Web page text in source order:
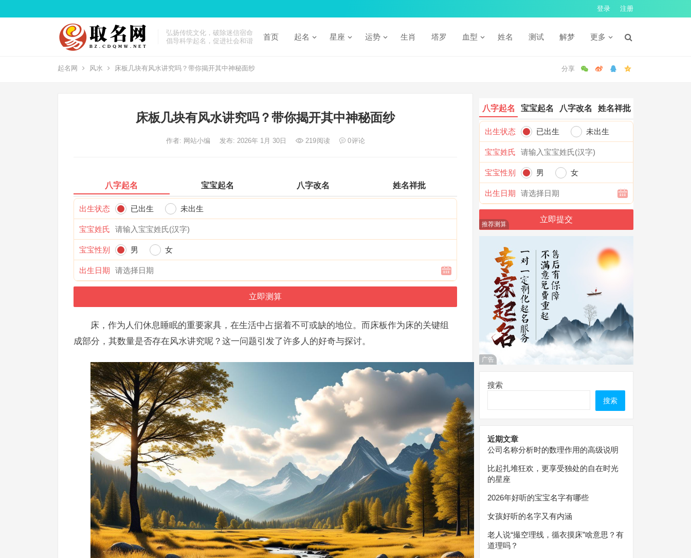
登录 注册
弘扬传统文化，破除迷信宿命
倡导科学起名，促进社会和谐
首页 起名 星座 运势 生肖 塔罗 血型 姓名 测试 解梦 更多
起名网 风水 床板几块有风水讲究吗？带你揭开其中神秘面纱
床板几块有风水讲究吗？带你揭开其中神秘面纱
作者: 网站小编 发布: 2026年 1月 30日 219阅读 0评论
八字起名 宝宝起名 八字改名 姓名祥批
出生状态 已出生 未出生
宝宝姓氏
宝宝性别 男 女
出生日期
床，作为人们休息睡眠的重要家具，在生活中占据着不可或缺的地位。而床板作为床的关键组
成部分，其数量是否存在风水讲究呢？这一问题引发了许多人的好奇与探讨。
八字起名 宝宝起名 八字改名 姓名祥批
出生状态 已出生 未出生
宝宝姓氏
宝宝性别 男 女
出生日期
推荐测算
广告
搜索
搜索
近期文章
公司名称分析时的数理作用的高级说明
比起扎堆狂欢，更享受独处的自在时光
的星座
2026年好听的宝宝名字有哪些
女孩好听的名字又有内涵
老人说“撮空理线，循衣摸床”啥意思？有
道理吗？